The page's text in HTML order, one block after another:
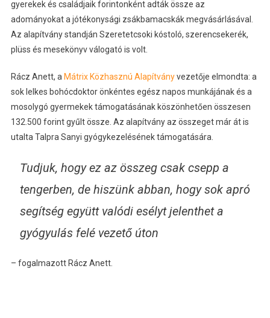
gyerekek és családjaik forintonként adták össze az
adományokat a jótékonysági zsákbamacskák megvásárlásával.
Az alapítvány standján Szeretetcsoki kóstoló, szerencsekerék,
plüss és mesekönyv válogató is volt.
Rácz Anett, a Mátrix Közhasznú Alapítványvezetője elmondta: a
sok lelkes bohócdoktor önkéntes egész napos munkájának és a
mosolygó gyermekek támogatásának köszönhetően összesen
132.500 forint gyűlt össze. Az alapítvány az összeget már át is
utalta Talpra Sanyi gyógykezelésének támogatására.
Tudjuk, hogy ez az összeg csak csepp a
tengerben, de hiszünk abban, hogy sok apró
segítség együtt valódi esélyt jelenthet a
gyógyulás felé vezető úton
– fogalmazott Rácz Anett.